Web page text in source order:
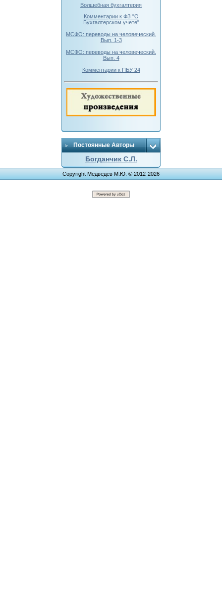
Волшебная бухгалтерия
Комментарии к ФЗ "О
Бухгалтерском учете"
МСФО: переводы на человеческий.
Вып. 1-3
МСФО: переводы на человеческий.
Вып. 4
Комментарии к ПБУ 24
Постоянные Авторы
Богданчик С.Л.
Copyright Медведев М.Ю. © 2012-2026